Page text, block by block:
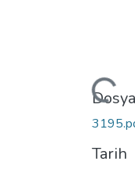
Yükleniyor...
Tarih